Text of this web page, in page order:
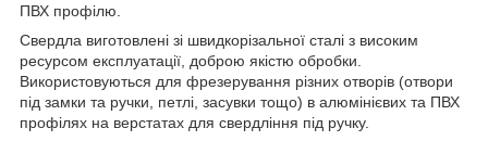
ПВХ профілю.
Свердла виготовлені зі швидкорізальної сталі з високим
ресурсом експлуатації, доброю якістю обробки.
Використовуються для фрезерування різних отворів (отвори
під замки та ручки, петлі, засувки тощо) в алюмінієвих та ПВХ
профілях на верстатах для свердління під ручку.